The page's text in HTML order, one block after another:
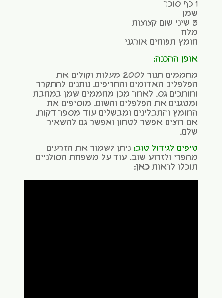
1 כף סוכר
שמן
3 שיני שום קצוצות
מלח
חומץ תפוחים אורגני
אופן ההכנה:
מחממים תנור ל200 מעלות וקולים את
הפלפלים האדומים והחריפים. נותנים להתקרר
וחותכים גס. לאחר מכן מחממים שמן במחבת
ומטגנים את הפלפלים והשום. מוסיפים את
החומץ והתבלינים ומבשלים עוד מספר דקות.
אם רוצים אפשר לטחון ואפשר גם להשאיר
שלם.
טיפים לגידול טוב: ניתן לשמור את הזרעים
מהפרי ולזרוע שוב. עוד על משפחת הסולניים
תוכלו לראותכאן: